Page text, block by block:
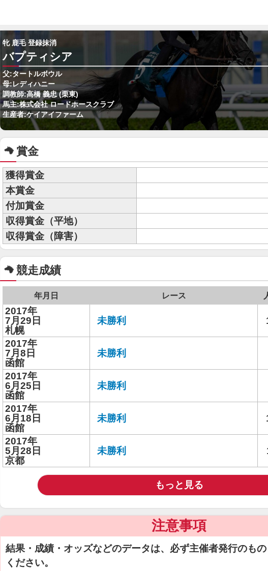
牝 鹿毛 登録抹消
バプティシア
父:タートルボウル
母:レディハニー
調教師:高橋 義忠 (栗東)
馬主:株式会社 ロードホースクラブ
生産者:ケイアイファーム
賞金
獲得賞金
本賞金
付加賞金
収得賞金（平地）
収得賞金（障害）
競走成績
年月日 レース
2017年
7月29日
札幌
未勝利
2017年
7月8日
函館
未勝利
2017年
6月25日
函館
未勝利
2017年
6月18日
函館
未勝利
2017年
5月28日
京都
未勝利
もっと見る
注意事項
結果・成績・オッズなどのデータは、必ず主催者発行のも
ください。